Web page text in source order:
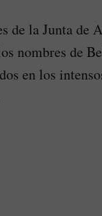
de la Junta de
nombres de
en los